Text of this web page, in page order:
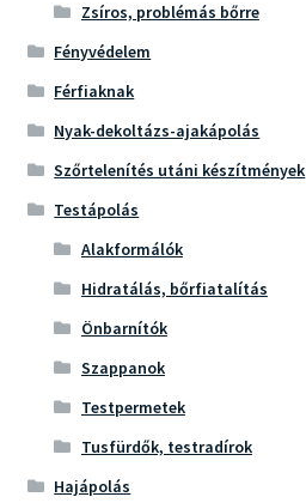
Zsíros, problémás bőrre
Fényvédelem
Férfiaknak
Nyak-dekoltázs-ajakápolás
Szőrtelenítés utáni készítmények
Testápolás
Alakformálók
Hidratálás, bőrfiatalítás
Önbarnítók
Szappanok
Testpermetek
Tusfürdők, testradírok
Hajápolás